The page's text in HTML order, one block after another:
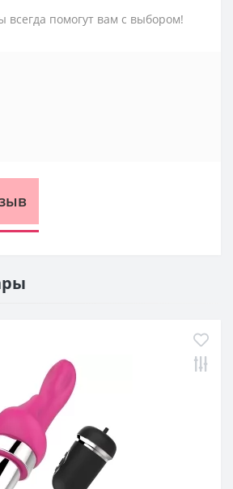
всегда помогут вам с выбором!